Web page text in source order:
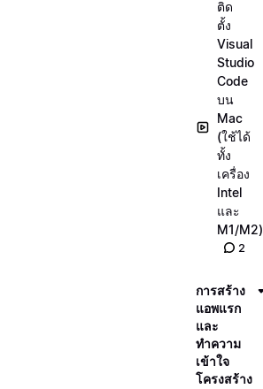
ติด
ตั้ง
Visual
Studio
Code
บน
Mac
(ใช้ได้
ทั้ง
เครื่อง
Intel
และ
M1/M2)
2
การสร้าง
แอพแรก
และ
ทำความ
เข้าใจ
โครงสร้าง